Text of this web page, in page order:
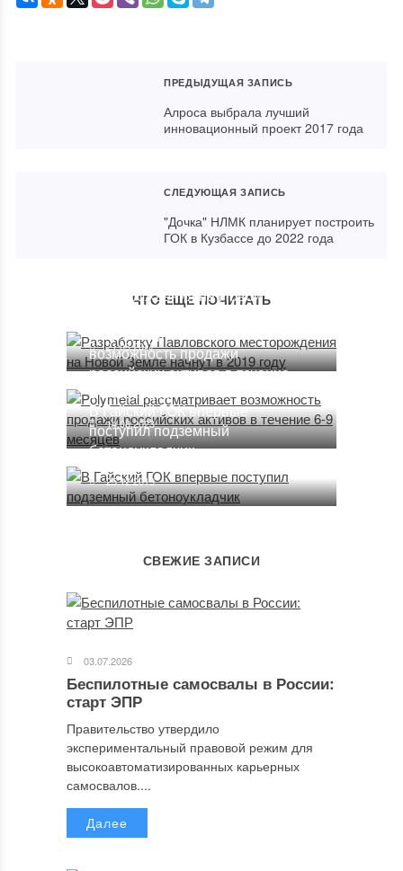
ПРЕДЫДУЩАЯ ЗАПИСЬ
Алроса выбрала лучший
инновационный проект 2017 года
СЛЕДУЮЩАЯ ЗАПИСЬ
"Дочка" НЛМК планирует построить
ГОК в Кузбассе до 2022 года
ЧТО ЕЩЕ ПОЧИТАТЬ
месторождения на Новой
21.03.2017
Polymetal рассматривает
возможность продажи
российских активов в течение
6-9 месяцев
14.08.2023
В Гайский ГОК впервые
поступил подземный
бетоноукладчик
25.12.2019
СВЕЖИЕ ЗАПИСИ
03.07.2026
Беспилотные самосвалы в России:
старт ЭПР
Правительство утвердило
экспериментальный правовой режим для
высокоавтоматизированных карьерных
самосвалов....
Далее